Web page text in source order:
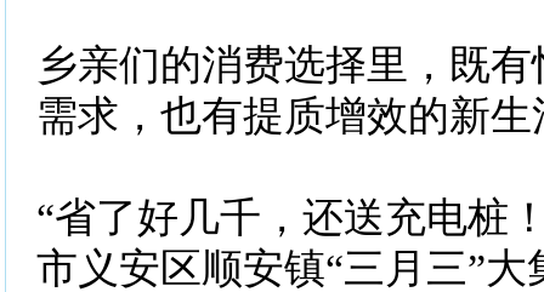
乡亲们的消费选择里，既
需求，也有提质增效的新生
“省了好几千，还送充电桩
市义安区顺安镇“三月三”